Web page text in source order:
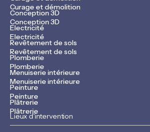
Curage et démolition
Conception 3D
Conception 3D
Electricité
Electricité
Revêtement de sols
Revêtement de sols
Plomberie
Plomberie
Menuiserie intérieure
Menuiserie intérieure
Peinture
Peinture
Plâtrerie
Plâtrerie
Lieux d'intervention